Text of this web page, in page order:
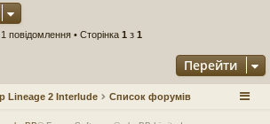
1 повідомлення • Сторінка 1 з 1
Перейти
Lineage 2 Interlude Список форумів